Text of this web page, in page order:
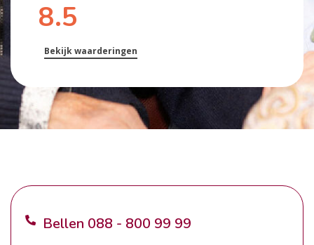
8.5
Bekijk waarderingen
Bellen 088 - 800 99 99